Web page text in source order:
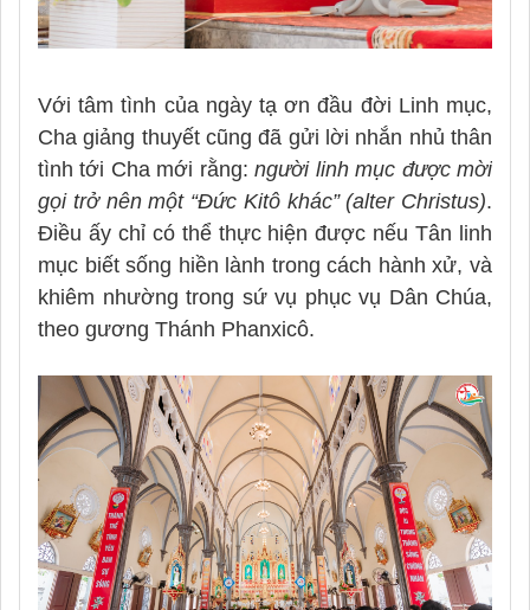
Với tâm tình của ngày tạ ơn đầu đời Linh mục,
Cha giảng thuyết cũng đã gửi lời nhắn nhủ thân
tình tới Cha mới rằng:người linh mục được mời
gọi trở nên một “Đức Kitô khác” (alter Christus).
Điều ấy chỉ có thể thực hiện được nếu Tân linh
mục biết sống hiền lành trong cách hành xử, và
khiêm nhường trong sứ vụ phục vụ Dân Chúa,
theo gương Thánh Phanxicô.